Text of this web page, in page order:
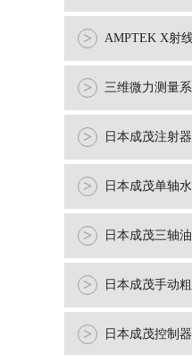
> AMPTEK X射
> 三维微力测量
> 日本成茂注射
> 日本成茂单轴
> 日本成茂三轴
> 日本成茂手动
> 日本成茂控制